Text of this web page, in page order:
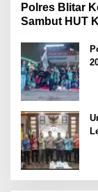
Polres Blitar
Sambut HUT